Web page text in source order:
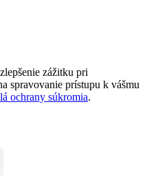
zážitku pri
spravovanie prístupu k vášmu
ochrany súkromia.